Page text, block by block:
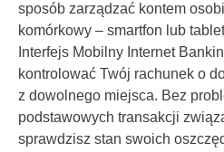
sposób zarządzać kontem
komórkowy – smartfon lub
Interfejs Mobilny Internet
kontrolować Twój rachunek o
z dowolnego miejsca. Bez
podstawowych transakcji
sprawdzisz stan swoich